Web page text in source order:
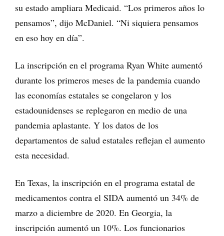
su estado ampliara Medicaid. “Los primeros años lo
pensamos”, dijo McDaniel. “Ni siquiera pensamos
en eso hoy en día”.
La inscripción en el programa Ryan White aumentó
durante los primeros meses de la pandemia cuando
las economías estatales se congelaron y los
estadounidenses se replegaron en medio de una
pandemia aplastante. Y los datos de los
departamentos de salud estatales reflejan el aumento
esta necesidad.
En Texas, la inscripción en el programa estatal de
medicamentos contra el SIDA aumentó un 34% de
marzo a diciembre de 2020. En Georgia, la
inscripción aumentó un 10%. Los funcionarios